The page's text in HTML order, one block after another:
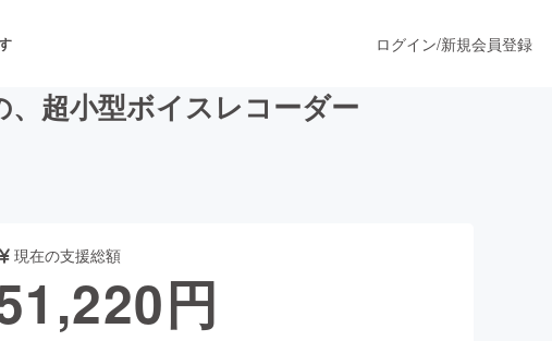
ンス
ファッション
ログイン/新規会員登録
超小型ボイスレコーダー
現在の支援総額
円